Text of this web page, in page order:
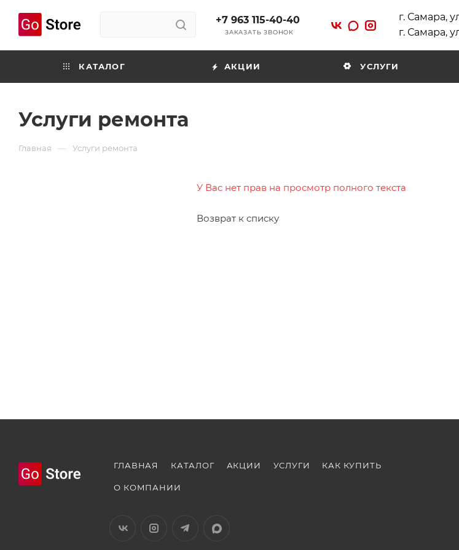
+7 963 115-40-40
ЗАКАЗАТЬ ЗВОНОК
г. Самара,
г. Самара,
КАТАЛОГ АКЦИИ УСЛУГИ
Услуги ремонта
Главная — Услуги ремонта
У Вас нет прав на просмотр полного текста
Возврат к списку
ГЛАВНАЯ КАТАЛОГ АКЦИИ УСЛУГИ КАК КУПИТЬ
О КОМПАНИИ